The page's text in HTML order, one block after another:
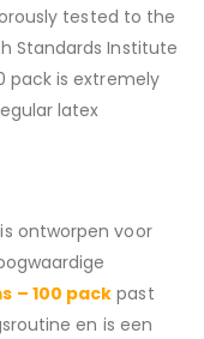
tested to the
Standards Institute
pack is extremely
latex
ontworpen voor
– 100 pack past
en is een